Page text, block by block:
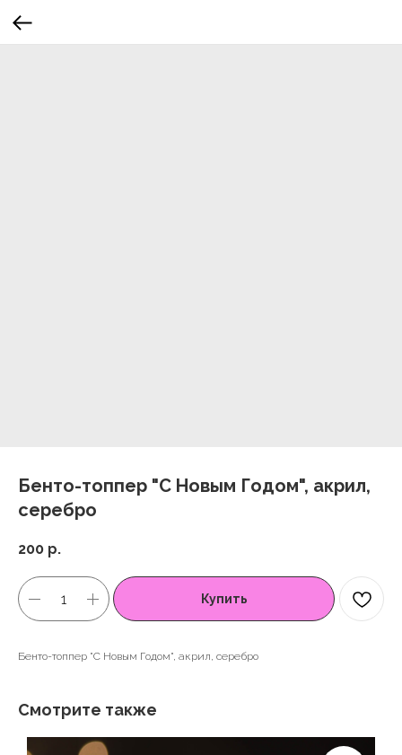
Бенто-топпер "С Новым Годом", акрил,
серебро
200 р.
Купить
Бенто-топпер "С Новым Годом", акрил, серебро
Смотрите также